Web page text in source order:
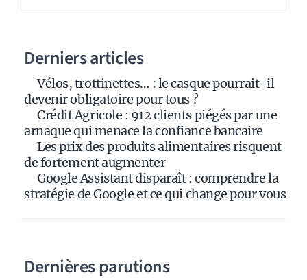
Derniers articles
Vélos, trottinettes… : le casque pourrait-il
devenir obligatoire pour tous ?
Crédit Agricole : 912 clients piégés par une
arnaque qui menace la confiance bancaire
Les prix des produits alimentaires risquent
de fortement augmenter
Google Assistant disparaît : comprendre la
stratégie de Google et ce qui change pour vous
Dernières parutions